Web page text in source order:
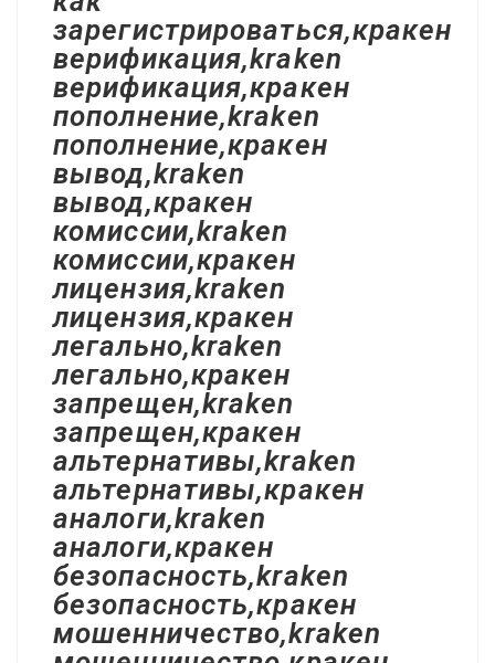
зарегистрироваться,кракен
верификация,kraken
верификация,кракен
пополнение,kraken
пополнение,кракен
вывод,kraken
вывод,кракен
комиссии,kraken
комиссии,кракен
лицензия,kraken
лицензия,кракен
легально,kraken
легально,кракен
запрещен,kraken
запрещен,кракен
альтернативы,kraken
альтернативы,кракен
аналоги,kraken
аналоги,кракен
безопасность,kraken
безопасность,кракен
мошенничество,kraken